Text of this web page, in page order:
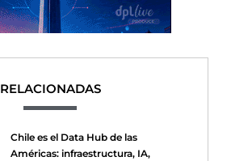
RELACIONADAS
Chile es el Data Hub de las
Américas: infraestructura, IA,